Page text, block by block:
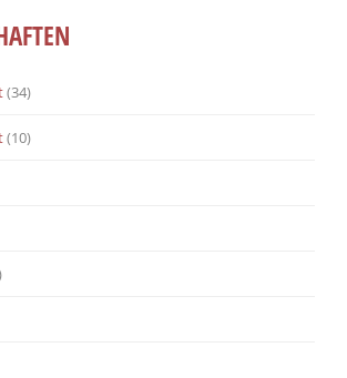
(34)
(10)